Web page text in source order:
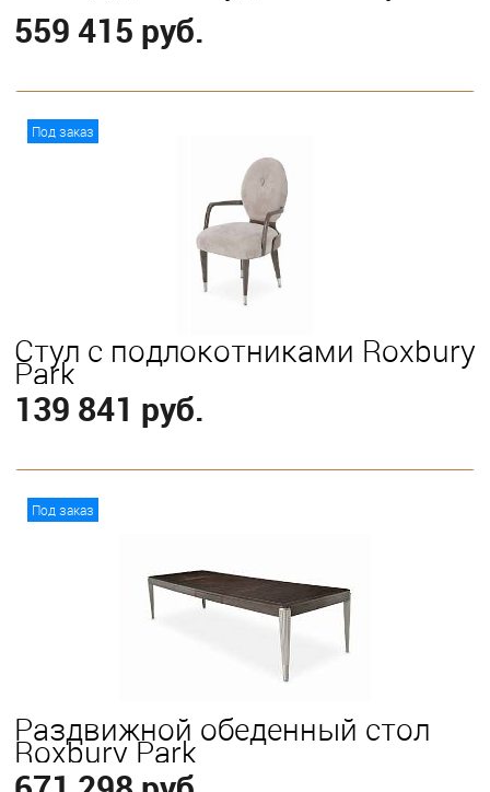
559 415 руб.
Под заказ
Стул с подлокотниками Roxbury
Park
139 841 руб.
Под заказ
Раздвижной обеденный стол
Roxbury Park